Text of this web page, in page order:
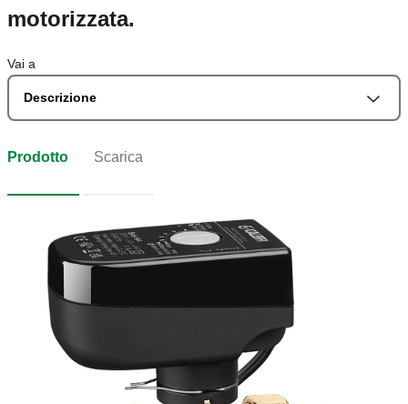
motorizzata.
Vai a
Descrizione
Prodotto Scarica